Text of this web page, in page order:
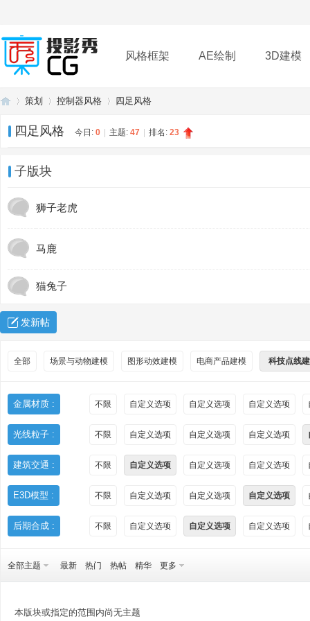
风格框架 AE绘制 3D建模
插件 帮助 下载
策划 控制器风格 四足风格
四足风格 今日: 0 主题: 47 排名: 23
子版块
狮子老虎
马鹿
猫兔子
发新帖
全部 场景与动物建模 图形动效建模 电商产品建模 科技点线
金属材质 : 不限 自定义选项 自定义选项 自定义选项
光线粒子 : 不限 自定义选项 自定义选项 自定义选项
建筑交通 : 不限 自定义选项 自定义选项 自定义选项
E3D模型 : 不限 自定义选项 自定义选项 自定义选项
后期合成 : 不限 自定义选项 自定义选项 自定义选项
全部主题 最新 热门 热帖 精华 更多
本版块或指定的范围内尚无主题